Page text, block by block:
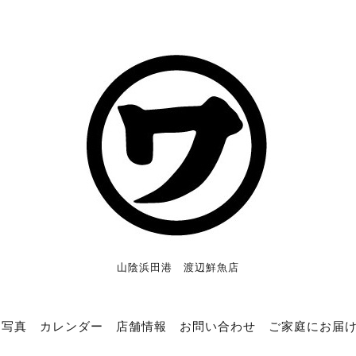
山陰浜田港 渡辺鮮魚店
写真 カレンダー 店舗情報 お問い合わせ ご家庭にお届け